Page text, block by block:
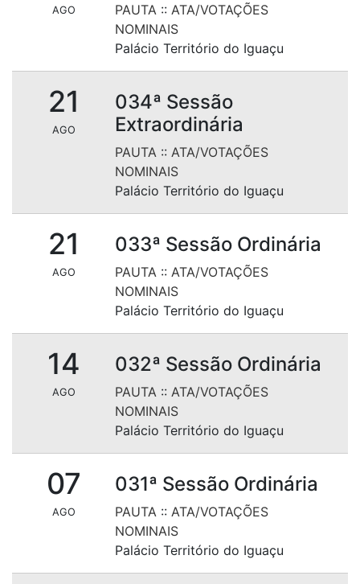
AGO PAUTA :: ATA/VOTAÇÕES
NOMINAIS
Palácio Território do Iguaçu
21
AGO
034ª Sessão
Extraordinária
PAUTA :: ATA/VOTAÇÕES
NOMINAIS
Palácio Território do Iguaçu
21
AGO
033ª Sessão Ordinária
PAUTA :: ATA/VOTAÇÕES
NOMINAIS
Palácio Território do Iguaçu
14
AGO
032ª Sessão Ordinária
PAUTA :: ATA/VOTAÇÕES
NOMINAIS
Palácio Território do Iguaçu
07
AGO
031ª Sessão Ordinária
PAUTA :: ATA/VOTAÇÕES
NOMINAIS
Palácio Território do Iguaçu